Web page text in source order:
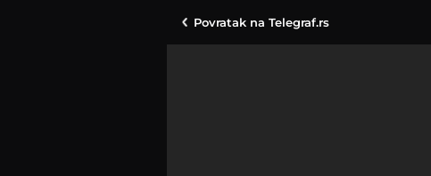
Povratak na Telegraf.rs